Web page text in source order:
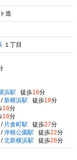
造
１丁目
浜駅 徒歩18分
/ 新横浜駅 徒歩18分
18分
18分
/ 片倉町駅 徒歩27分
/ 岸根公園駅 徒歩22分
/ 北新横浜駅 徒歩28分